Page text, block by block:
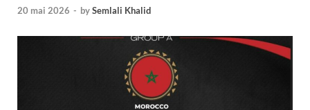
20 mai 2026 - bySemlali Khalid